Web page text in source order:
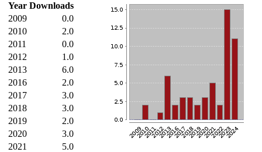
Year Downloads
2009
0.0
2010
2.0
2011
0.0
2012
1.0
2013
6.0
2016
2.0
2017
3.0
2018
3.0
2019
2.0
2020
3.0
2021
5.0